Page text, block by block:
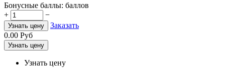
Бонусные баллы: баллов
+
−
Узнать цену
Заказать
0.00 Руб
Узнать цену
Узнать цену